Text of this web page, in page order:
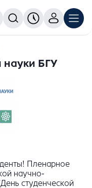
науки БГУ
Пленарное
научно-
студенческой